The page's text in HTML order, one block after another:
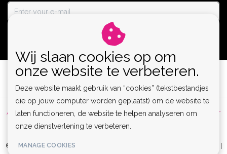
Algemene voorwaarden | Privacy Policy | Sitemap |
Disclaimer
RSS Feed
© Copyright 2026 - Lamor | Clubwear, Lingerie & Kinky Fashion XS-6XL |
Wij slaan cookies op om
onze website te verbeteren.
Deze website maakt gebruik van “cookies” (tekstbestandjes
die op jouw computer worden geplaatst) om de website te
laten functioneren, de website te helpen analyseren om
onze dienstverlening te verbeteren.
MANAGE COOKIES